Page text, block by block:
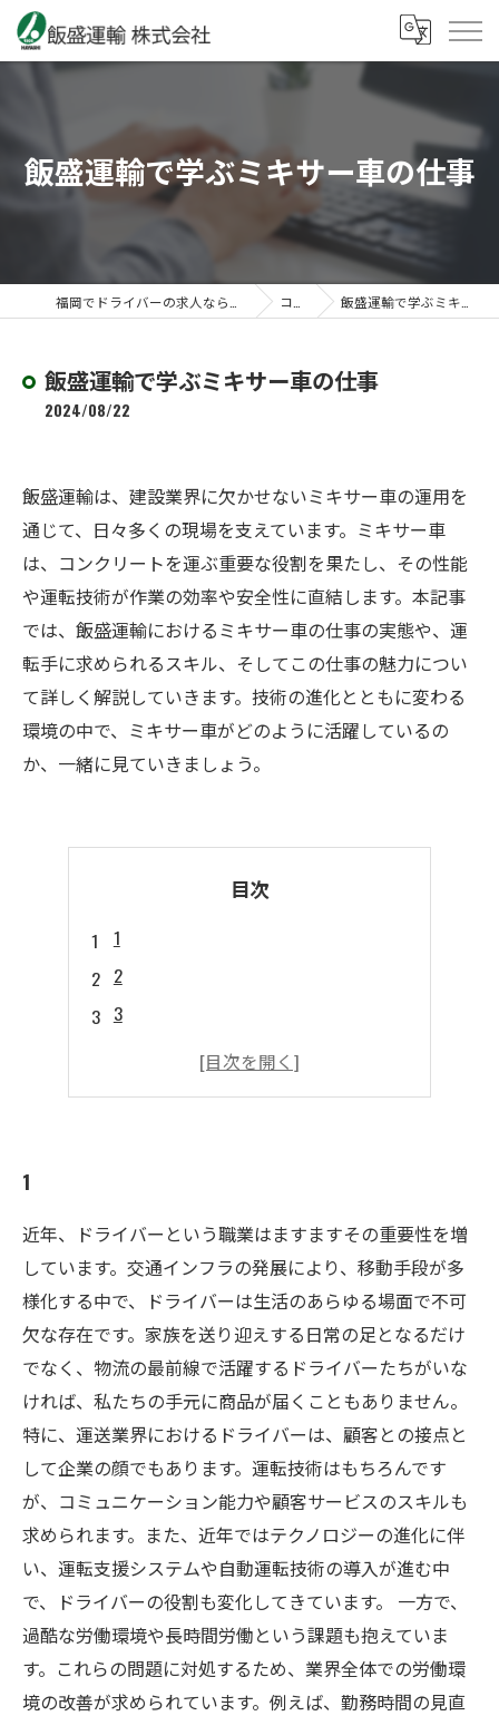
飯盛運輸で学ぶミキサー車の仕事
コラム 飯盛運輸で学ぶミキサー車の仕事
飯盛運輸で学ぶミキサー車の仕事
2024/08/22
飯盛運輸は、建設業界に欠かせないミキサー車の運用を
通じて、日々多くの現場を支えています。ミキサー車
は、コンクリートを運ぶ重要な役割を果たし、その性能
や運転技術が作業の効率や安全性に直結します。本記事
では、飯盛運輸におけるミキサー車の仕事の実態や、運
転手に求められるスキル、そしてこの仕事の魅力につい
て詳しく解説していきます。技術の進化とともに変わる
環境の中で、ミキサー車がどのように活躍しているの
か、一緒に見ていきましょう。
目次
1
2
3
1
近年、ドライバーという職業はますますその重要性を増
しています。交通インフラの発展により、移動手段が多
様化する中で、ドライバーは生活のあらゆる場面で不可
欠な存在です。家族を送り迎えする日常の足となるだけ
でなく、物流の最前線で活躍するドライバーたちがいな
ければ、私たちの手元に商品が届くこともありません。
特に、運送業界におけるドライバーは、顧客との接点と
して企業の顔でもあります。運転技術はもちろんです
が、コミュニケーション能力や顧客サービスのスキルも
求められます。また、近年ではテクノロジーの進化に伴
い、運転支援システムや自動運転技術の導入が進む中
で、ドライバーの役割も変化してきています。 一方で、
過酷な労働環境や長時間労働という課題も抱えていま
す。これらの問題に対処するため、業界全体での労働環
境の改善が求められています。例えば、勤務時間の見直